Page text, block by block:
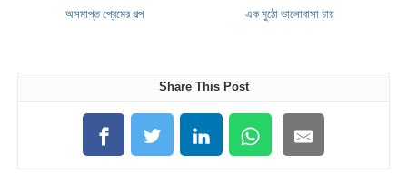
অসমাপ্ত প্রেমের গল্প এক মুঠো ভালোবাসা চায়
Share This Post